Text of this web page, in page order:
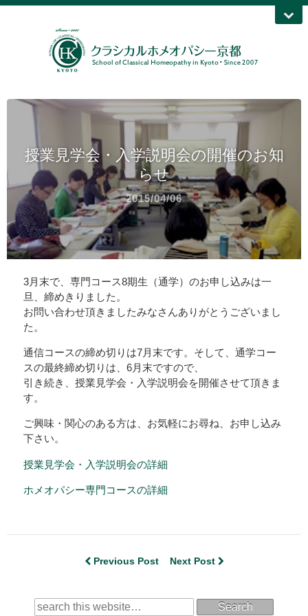
授業見学会・入学説明会の開催のお知
らせ
2015/04/06
3月末で、専門コース8期生（通学）のお申し込みは一
旦、締めきりました。
お問い合わせ頂きましたみなさんありがとうございまし
た。
通信コースの締め切りは7月末です。そして、通学コー
スの最終締め切りは、6月末ですので、
引き続き、授業見学会・入学説明会を開催させて頂きま
す。
ご興味・関心のある方は、お気軽にお尋ね、お申し込み
下さい。
授業見学会・入学説明会の詳細
ホメオパシー専門コースの詳細
Previous Post Next Post
Search